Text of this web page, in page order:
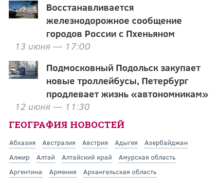
Восстанавливается
железнодорожное сообщение
городов России с Пхеньяном
13 июня — 17:00
Подмосковный Подольск закупает
новые троллейбусы, Петербург
продлевает жизнь «автономникам»
12 июня — 11:30
ГЕОГРАФИЯ НОВОСТЕЙ
Абхазия Австралия Австрия Адыгея
Азербайджан
Алжир
Алтай Алтайский край
Амурская область
Аргентина
Армения
Архангельская область